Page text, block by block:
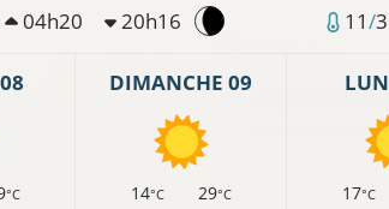
04h20 20h16 11/
°C
DIMANCHE 09
14°C 29°C 17°C